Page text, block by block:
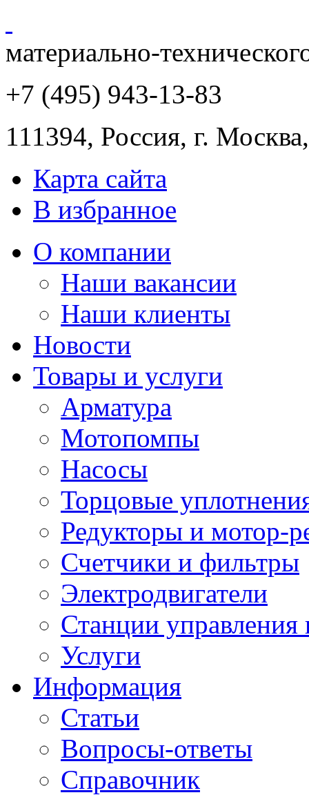
материально-
+7 (495) 943-13-83
111394, Россия, г. Москва
Карта сайта
В избранное
О компании
Наши вакансии
Наши клиенты
Новости
Товары и услуги
Арматура
Мотопомпы
Насосы
Торцовые
Редукторы и мотор-
Счетчики и фильтры
Электродвигатели
Станции управления
Услуги
Информация
Статьи
Вопросы-ответы
Справочник